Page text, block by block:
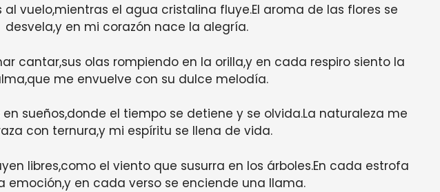
al vuelo,mientras el agua cristalina fluye.El aroma de las flores se
desvela,y en mi corazón nace la alegría.
cantar,sus olas rompiendo en la orilla,y en cada respiro siento la
me envuelve con su dulce melodía.
sueños,donde el tiempo se detiene y se olvida.La naturaleza me
con ternura,y mi espíritu se llena de vida.
libres,como el viento que susurra en los árboles.En cada estrofa
emoción,y en cada verso se enciende una llama.